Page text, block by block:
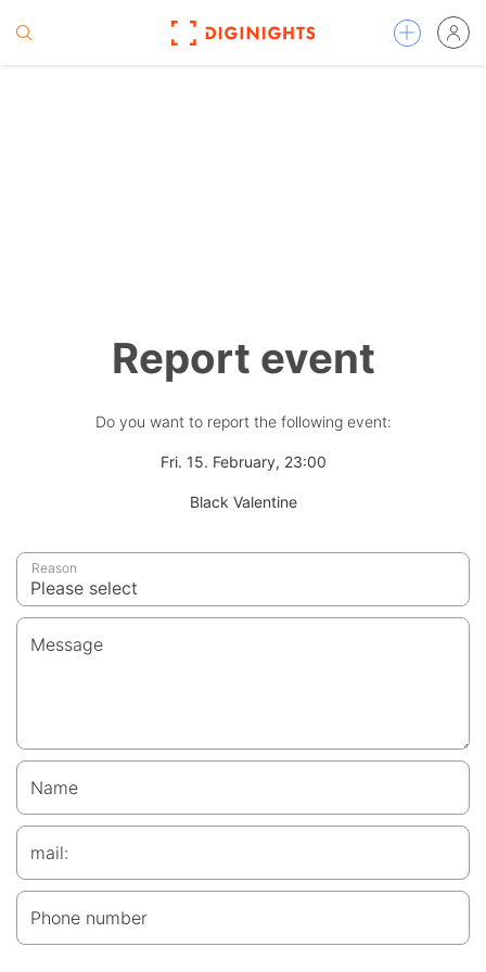
Report event
Do you want to report the following event:
Fri. 15. February, 23:00
Black Valentine
Reason
Message
Name
mail:
Phone number